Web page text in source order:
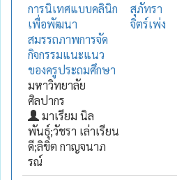
การนิเทศแบบคลินิก
เพื่อพัฒนา
สมรรถภาพการจัด
กิจกรรมแนะแนว
ของครูประถมศึกษา
มหาวิทยาลัย
ศิลปากร
มาเรียม นิล
พันธุ์;วัชรา เล่าเรียน
ดี;ลิขิต กาญจนาภ
รณ์
สุภัทรา
จิตร์เพ่ง